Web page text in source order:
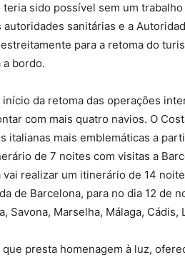
sido possível sem um
sanitárias e a
para a retoma do
bordo.
início da retoma das operações
com mais quatro navios. O
italianas mais emblemáticas a
de 7 noites com visitas a
vai realizar um itinerário de 14
de Barcelona, ​​para no dia 12 de
​​Savona, Marselha, Málaga, Cádis,
presta homenagem à luz,